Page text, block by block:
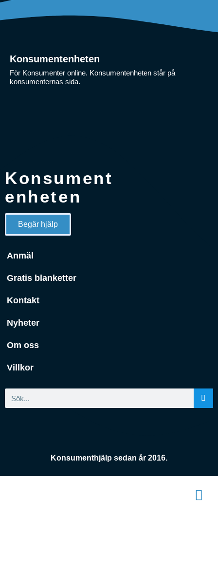
Konsumentenheten
För Konsumenter online. Konsumentenheten står på
konsumenternas sida.
Konsument
enheten
Begär hjälp
Anmäl
Gratis blanketter
Kontakt
Nyheter
Om oss
Villkor
Konsumenthjälp sedan år 2016.